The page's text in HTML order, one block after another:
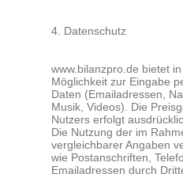
4. Datenschutz
www.bilanzpro.de bietet
Möglichkeit zur Eingabe
Daten (Emailadressen,
Musik, Videos). Die
Nutzers erfolgt
Die Nutzung der im
vergleichbarer Angaben
wie Postanschriften,
Emailadressen durch